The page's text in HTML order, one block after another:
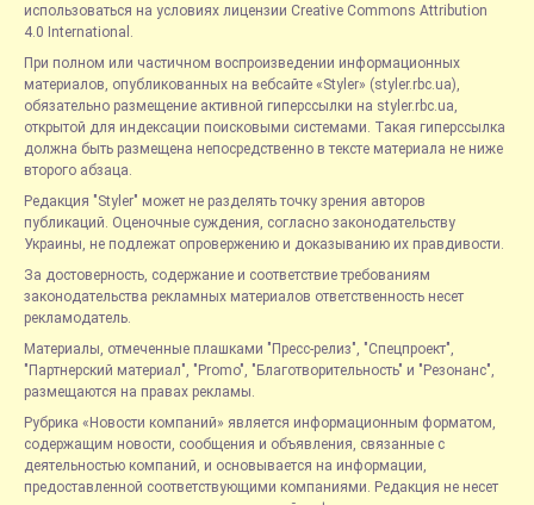
использоваться на условиях лицензии Creative Commons Attribution
4.0 International.
При полном или частичном воспроизведении информационных
материалов, опубликованных на вебсайте «Styler» (styler.rbc.ua),
обязательно размещение активной гиперссылки на styler.rbc.ua,
открытой для индексации поисковыми системами. Такая гиперссылка
должна быть размещена непосредственно в тексте материала не ниже
второго абзаца.
Редакция "Styler" может не разделять точку зрения авторов
публикаций. Оценочные суждения, согласно законодательству
Украины, не подлежат опровержению и доказыванию их правдивости.
За достоверность, содержание и соответствие требованиям
законодательства рекламных материалов ответственность несет
рекламодатель.
Материалы, отмеченные плашками "Пресс-релиз", "Спецпроект",
"Партнерский материал", "Promo", "Благотворительность" и "Резонанс",
размещаются на правах рекламы.
Рубрика «Новости компаний» является информационным форматом,
содержащим новости, сообщения и объявления, связанные с
деятельностью компаний, и основывается на информации,
предоставленной соответствующими компаниями. Редакция не несет